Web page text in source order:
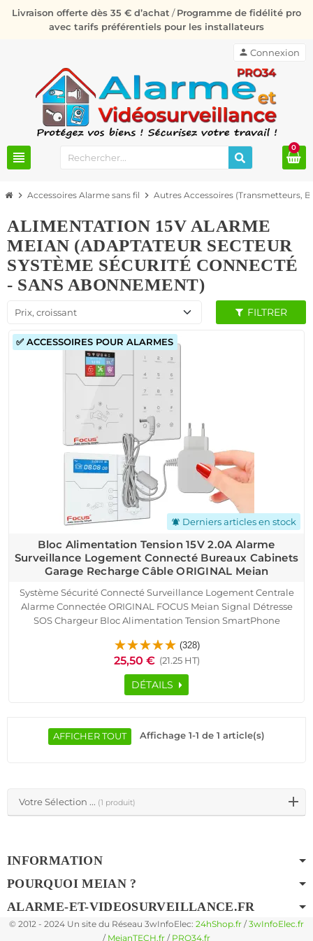
Livraison offerte dès 35 € d’achat /Programme de fidélité pro
avec tarifs préférentiels pour les installateurs
view_headline
person Connexion
0
chevron_right Accessoires Alarme sans fil chevron_right Autres Accessoires (Transmetteurs,
Votre Sélection ... (1 produit)
ALIMENTATION 15V ALARME
MEIAN (ADAPTATEUR SECTEUR
SYSTÈME SÉCURITÉ CONNECTÉ
- SANS ABONNEMENT)
Prix, croissant FILTRER
notifications_active Derniers articles en stock
✅ ACCESSOIRES POUR ALARMES
Bloc Alimentation Tension 15V 2.0A Alarme
Surveillance Logement Connecté Bureaux Cabinets
Garage Recharge Câble ORIGINAL Meian
Système Sécurité Connecté Surveillance Logement Centrale
Alarme Connectée ORIGINAL FOCUS Meian Signal Détresse
SOS Chargeur Bloc Alimentation Tension SmartPhone
15V 2000mA 868MHz Cave Garage Sous-Sol
(328)
25,50 € (21.25 HT)
DÉTAILS
AFFICHER TOUT Affichage 1-1 de 1 article(s)
INFORMATION
POURQUOI MEIAN ?
ALARME-ET-VIDEOSURVEILLANCE.FR
© 2012 - 2024 Un site du Réseau 3wInfoElec: 24hShop.fr /3wInfoElec.fr
/ MeianTECH.fr / PRO34.fr